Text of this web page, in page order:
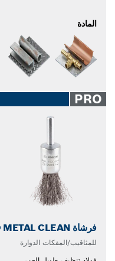
المادة
PRO
فرشاة PRO METAL CLEAN طرفية
للمثاقيب/المفكات الدوارة